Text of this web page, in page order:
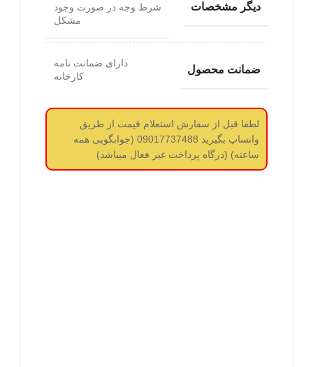
دیگر مشخصات
شرط وجه در صورت وجود
مشکل
ضمانت محصول
دارای ضمانت نامه
کارخانه
لطفا قبل از سفارش استعلام قیمت از طریق
واتساپ بگیرید 09017737488 (جوابگویی همه
ساعته) (درگاه پرداخت غیر فعال میباشد)